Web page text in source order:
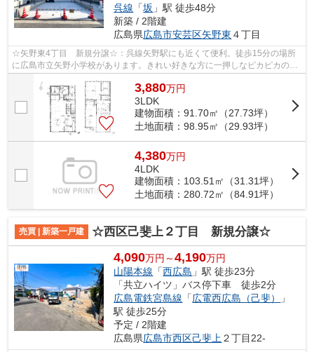
呉線 「坂 」駅 徒歩48分
新築 / 2階建
広島県広島市安芸区矢野東 ４丁目
☆矢野東4丁目 新規分譲☆：呉線矢野駅にも近くて便利。徒歩15分の場所
に広島市立矢野小学校があります。きれい好きな方に一押しなピカピカの新
築物件です。駅まで徒歩13分の物件です。...
3,880万円
3LDK
建物面積：91.70㎡（27.73坪）
土地面積：98.95㎡（29.93坪）
4,380万円
4LDK
建物面積：103.51㎡（31.31坪）
土地面積：280.72㎡（84.91坪）
売買 | 新築一戸建 ☆西区己斐上２丁目 新規分譲☆
4,090万円～4,190万円
山陽本線 「西広島 」駅 徒歩23分
「共立ハイツ」バス停下車 徒歩2分
広島電鉄宮島線 「広電西広島（己斐）
」
駅 徒歩25分
予定 / 2階建
広島県広島市西区己斐上 ２丁目22-